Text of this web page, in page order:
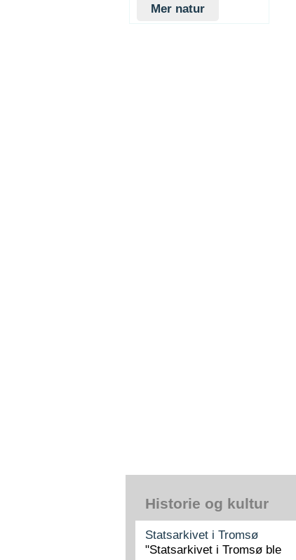
Mer natur
Historie og kultur
Statsarkivet i Tromsø
"Statsarkivet i Tromsø ble